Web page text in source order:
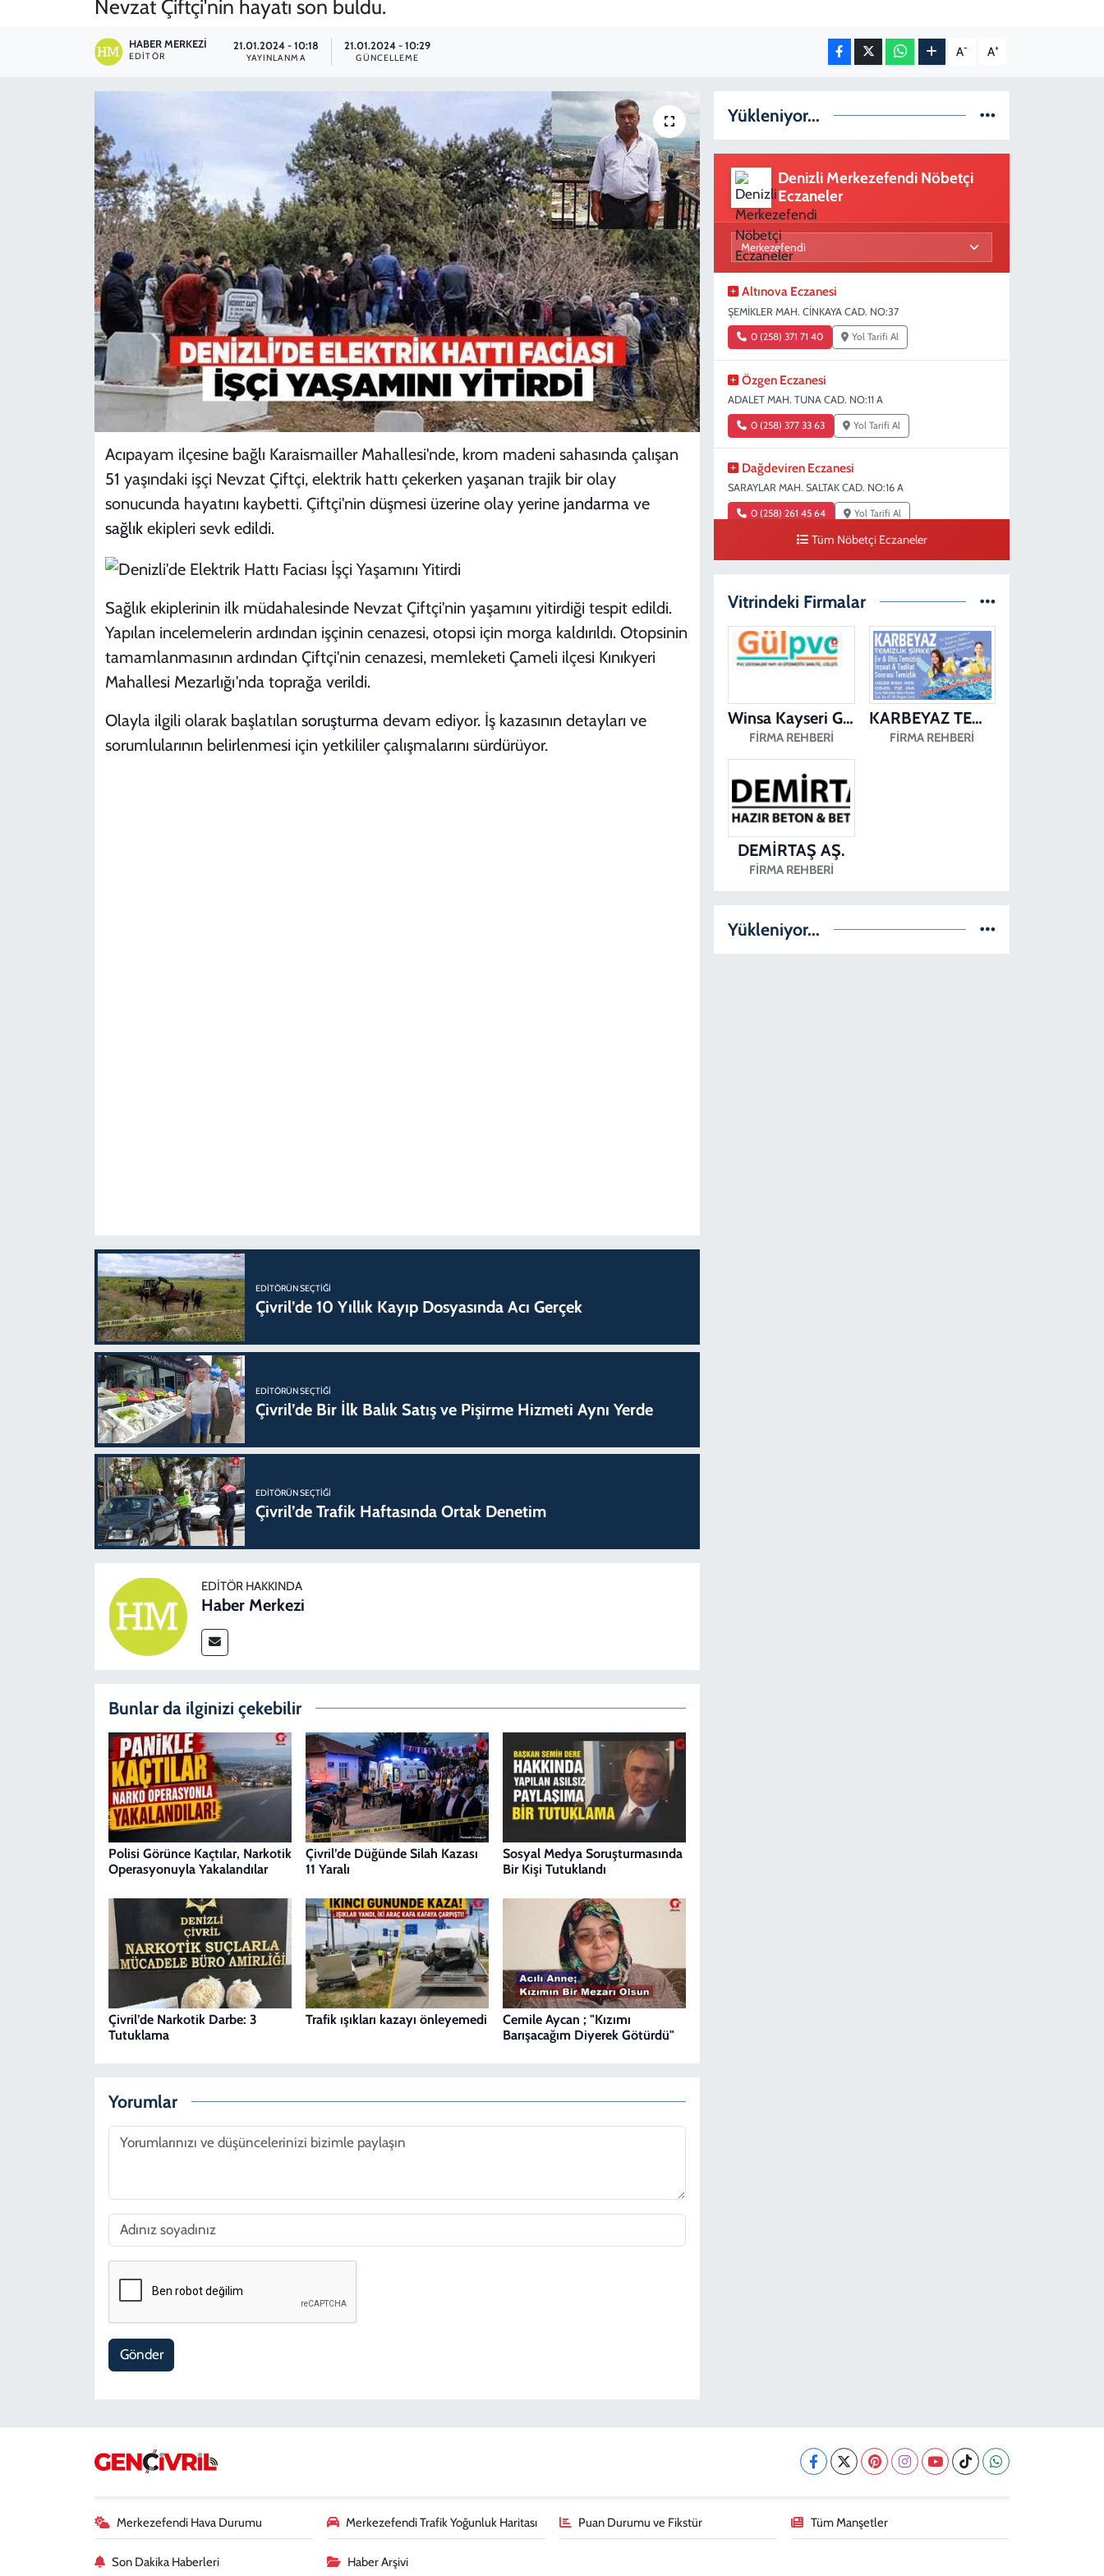
Nevzat Çiftçi'nin hayatı son buldu.
HABER MERKEZI
EDITÖR
21.01.2024 - 10:18
YAYINLANMA
21.01.2024 - 10:29
GÜNCELLEME A- A+
Acıpayam ilçesine bağlı Karaismailler Mahallesi'nde, krom madeni sahasında çalışan
51 yaşındaki işçi Nevzat Çiftçi, elektrik hattı çekerken yaşanan trajik bir olay
sonucunda hayatını kaybetti. Çiftçi'nin düşmesi üzerine olay yerine jandarmave
sağlıkekipleri sevk edildi.
Sağlık ekiplerinin ilk müdahalesinde Nevzat Çiftçi'nin yaşamını yitirdiği tespit edildi.
Yapılan incelemelerin ardından işçinin cenazesi, otopsi için morga kaldırıldı. Otopsinin
tamamlanmasının ardından Çiftçi'nin cenazesi, memleketi Çameli ilçesi Kınıkyeri
Mahallesi Mezarlığı'nda toprağa verildi.
Olayla ilgili olarak başlatılan soruşturmadevam ediyor. İş kazasının detayları ve
sorumlularının belirlenmesi için yetkililer çalışmalarını sürdürüyor.
EDITÖRÜN SEÇTIĞI
Çivril’de 10 Yıllık Kayıp Dosyasında Acı Gerçek
EDITÖRÜN SEÇTIĞI
Çivril’de Bir İlk Balık Satış ve Pişirme Hizmeti Aynı Yerde
EDITÖRÜN SEÇTIĞI
Çivril’de Trafik Haftasında Ortak Denetim
EDITÖR HAKKINDA
Haber Merkezi
Bunlar da ilginizi çekebilir
Polisi Görünce Kaçtılar, Narkotik
Operasyonuyla Yakalandılar
Çivril’de Düğünde Silah Kazası
11 Yaralı
Sosyal Medya Soruşturmasında
Bir Kişi Tutuklandı
Çivril’de Narkotik Darbe: 3
Tutuklama
Trafik ışıkları kazayı önleyemedi
Cemile Aycan ; "Kızımı
Barışacağım Diyerek Götürdü"
Yorumlar
Gönder
Yükleniyor...
Denizli Merkezefendi Nöbetçi
Eczaneler
Altınova Eczanesi
ŞEMİKLER MAH. CİNKAYA CAD. NO:37
0 (258) 371 71 40 Yol Tarifi Al
Özgen Eczanesi
ADALET MAH. TUNA CAD. NO:11 A
0 (258) 377 33 63 Yol Tarifi Al
Dağdeviren Eczanesi
SARAYLAR MAH. SALTAK CAD. NO:16 A
0 (258) 261 45 64 Yol Tarifi Al
Dişçioğlu Eczanesi
0 (258) 265 32 91 Yol Tarifi Al
Tüm Nöbetçi Eczaneler
Vitrindeki Firmalar
Winsa Kayseri Gül Pvc Pencere Kayseri Winsa
FIRMA REHBERI
KARBEYAZ TEMİZLİK
FIRMA REHBERI
DEMİRTAŞ AŞ.
FIRMA REHBERI
Yükleniyor...
Merkezefendi Hava Durumu Merkezefendi Trafik Yoğunluk Haritası Puan Durumu ve Fikstür Tüm Manşetler
Son Dakika Haberleri Haber Arşivi